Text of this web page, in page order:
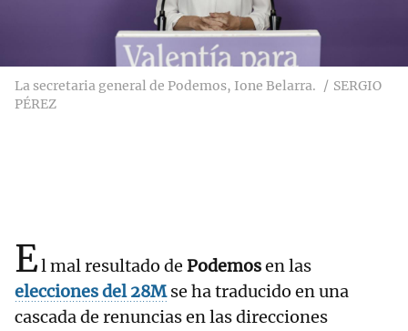
La secretaria general de Podemos, Ione Belarra.
SERGIO
PÉREZ
El mal resultado de Podemosen las
elecciones del 28Mse ha traducido en una
cascada de renuncias en las direcciones